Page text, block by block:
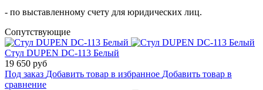
- по выставленному счету для юридических лиц.
Cопутствующие
Стул DUPEN DC-113 Белый
19 650 руб
Под заказ Добавить товар в избранное Добавить товар в
сравнение